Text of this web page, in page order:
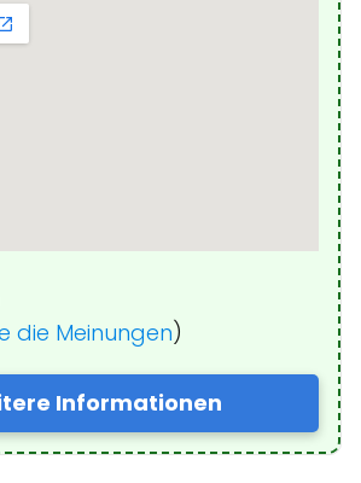
die Meinungen)
Informationen